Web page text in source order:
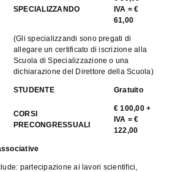
SPECIALIZZANDO
IVA = €
61,00
(Gli specializzandi sono pregati di
allegare un certificato di iscrizione alla
Scuola di Specializzazione o una
dichiarazione del Direttore della Scuola)
STUDENTE Gratuito
CORSI
PRECONGRESSUALI
€ 100,00 +
IVA = €
122,00
partecipazione ai lavori scientifici,